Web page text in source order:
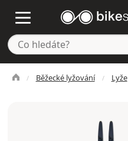
Běžecké lyžování Lyže